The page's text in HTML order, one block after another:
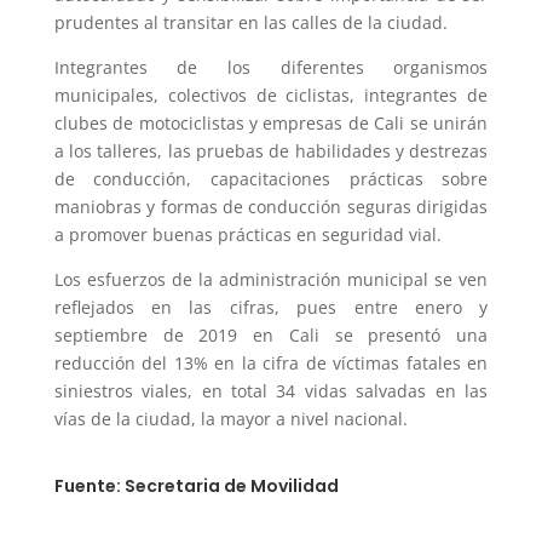
prudentes al transitar en las calles de la ciudad.
Integrantes de los diferentes organismos
municipales, colectivos de ciclistas, integrantes de
clubes de motociclistas y empresas de Cali se unirán
a los talleres, las pruebas de habilidades y destrezas
de conducción, capacitaciones prácticas sobre
maniobras y formas de conducción seguras dirigidas
a promover buenas prácticas en seguridad vial.
Los esfuerzos de la administración municipal se ven
reflejados en las cifras, pues entre enero y
septiembre de 2019 en Cali se presentó una
reducción del 13% en la cifra de víctimas fatales en
siniestros viales, en total 34 vidas salvadas en las
vías de la ciudad, la mayor a nivel nacional.
Fuente: Secretaria de Movilidad